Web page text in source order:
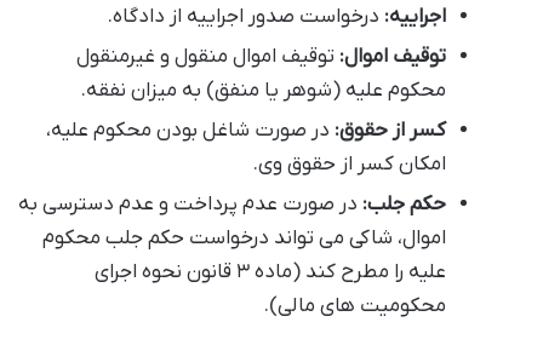
اجراییه: درخواست صدور اجراییه از دادگاه.
توقیف اموال: توقیف اموال منقول و غیرمنقول
محکوم علیه (شوهر یا منفق) به میزان نفقه.
کسر از حقوق: در صورت شاغل بودن محکوم علیه،
امکان کسر از حقوق وی.
حکم جلب: در صورت عدم پرداخت و عدم دسترسی به
اموال، شاکی می تواند درخواست حکم جلب محکوم
علیه را مطرح کند (ماده ۳ قانون نحوه اجرای
محکومیت های مالی).